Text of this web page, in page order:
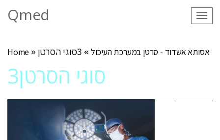
Qmed
Home » אסותא אשדוד - סרטן במערכת העיכול » 3סוגי הסרטן
3סוגי הסרטן